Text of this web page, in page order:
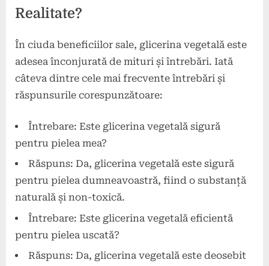
Realitate?
În ciuda beneficiilor sale, glicerina vegetală este
adesea înconjurată de mituri și întrebări. Iată
câteva dintre cele mai frecvente întrebări și
răspunsurile corespunzătoare:
Întrebare: Este glicerina vegetală sigură
pentru pielea mea?
Răspuns: Da, glicerina vegetală este sigură
pentru pielea dumneavoastră, fiind o substanță
naturală și non-toxică.
Întrebare: Este glicerina vegetală eficientă
pentru pielea uscată?
Răspuns: Da, glicerina vegetală este deosebit